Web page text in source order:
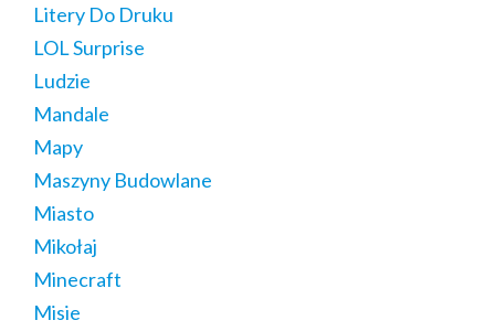
Litery Do Druku
LOL Surprise
Ludzie
Mandale
Mapy
Maszyny Budowlane
Miasto
Mikołaj
Minecraft
Misie